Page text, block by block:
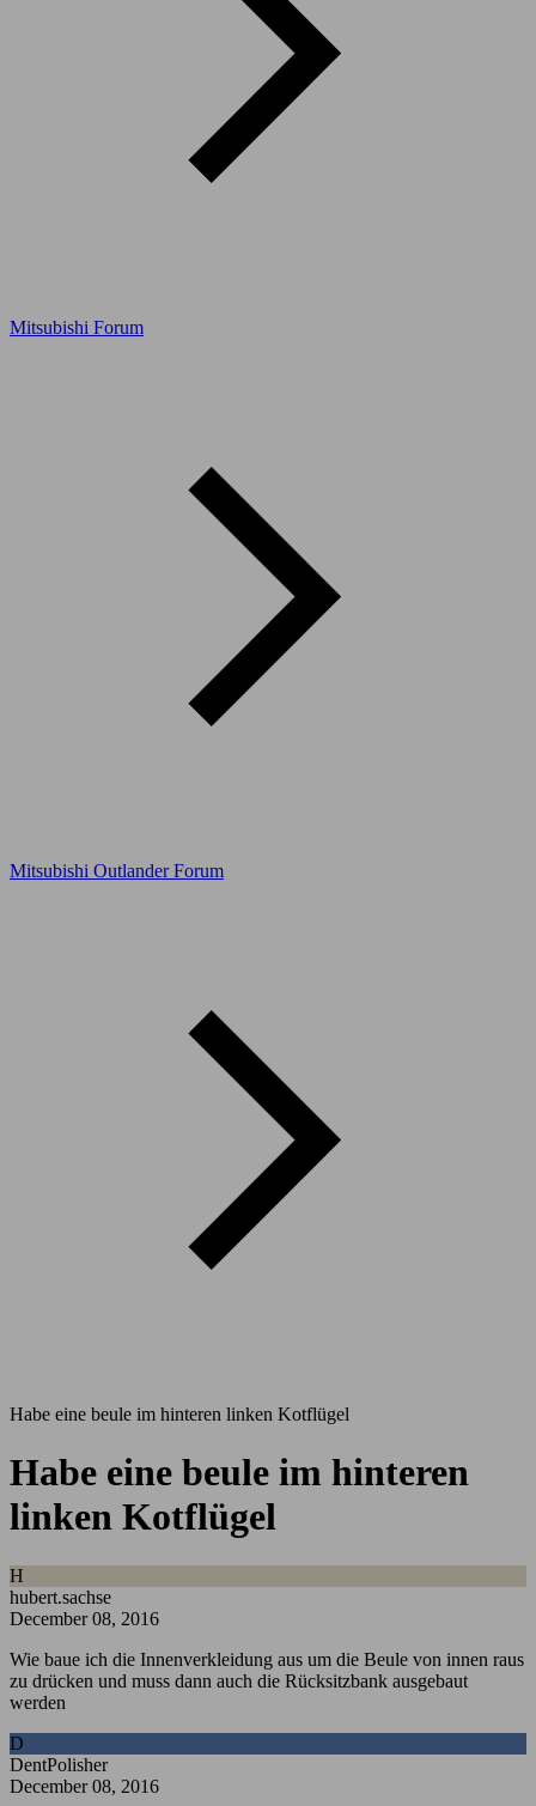
Mitsubishi Forum
Mitsubishi Outlander Forum
Habe eine beule im hinteren linken Kotflügel
Habe eine beule im hinteren
linken Kotflügel
H
hubert.sachse
December 08, 2016
Wie baue ich die Innenverkleidung aus um die Beule von innen raus
zu drücken und muss dann auch die Rücksitzbank ausgebaut
werden
D
DentPolisher
December 08, 2016